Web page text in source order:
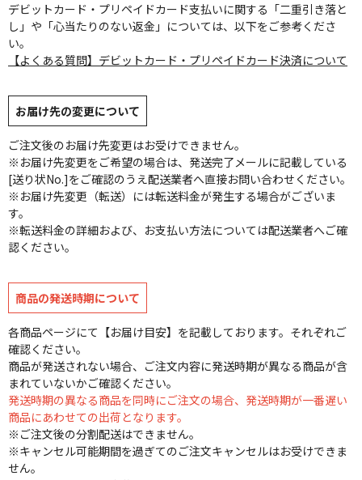
デビットカード・プリペイドカード支払いに関する「二重引き落と
し」や「心当たりのない返金」については、以下をご参考くださ
い。
【よくある質問】デビットカード・プリペイドカード決済について
お届け先の変更について
ご注文後のお届け先変更はお受けできません。
※お届け先変更をご希望の場合は、発送完了メールに記載している
[送り状No.]をご確認のうえ配送業者へ直接お問い合わせください。
※お届け先変更（転送）には転送料金が発生する場合がございま
す。
※転送料金の詳細および、お支払い方法については配送業者へご確
認ください。
商品の発送時期について
各商品ページにて【お届け目安】を記載しております。それぞれご
確認ください。
商品が発送されない場合、ご注文内容に発送時期が異なる商品が含
まれていないかご確認ください。
発送時期の異なる商品を同時にご注文の場合、発送時期が一番遅い
商品にあわせての出荷となります。
※ご注文後の分割配送はできません。
※キャンセル可能期間を過ぎてのご注文キャンセルはお受けできま
せん。